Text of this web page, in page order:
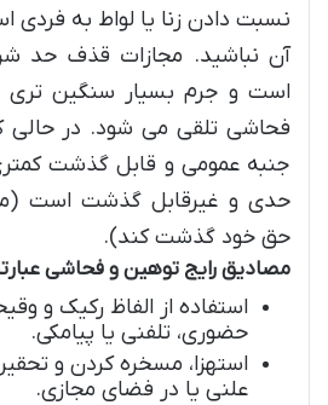
نسبت دادن زنا یا لواط به فردی
است و جرم بسیار سنگین تری
فحاشی تلقی می شود. در
جنبه عمومی و قابل گذشت
حدی و غیرقابل گذشت است
حق خود گذشت کند).
مصادیق رایج توهین و فحاشی
استفاده از الفاظ رکیک و
حضوری، تلفنی یا پیامکی.
استهزا، مسخره کردن و
علنی یا در فضای مجازی.